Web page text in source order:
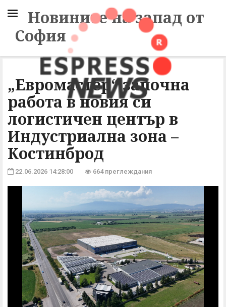
Новините на запад от
София
„Евромастер“ започна
работа в новия си
логистичен център в
Индустриална зона –
Костинброд
22.06.2026 14:28:00 664 преглеждания